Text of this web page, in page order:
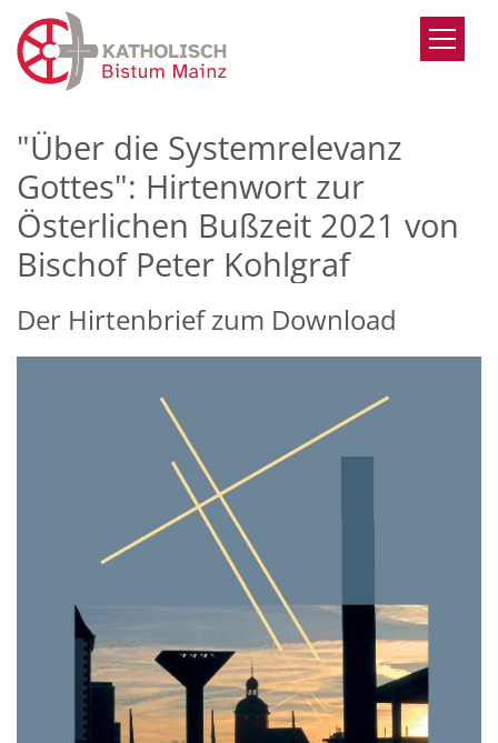
Zum Inhalt springen
"Über die Systemrelevanz
Gottes": Hirtenwort zur
Österlichen Bußzeit 2021 von
Bischof Peter Kohlgraf
Der Hirtenbrief zum Download